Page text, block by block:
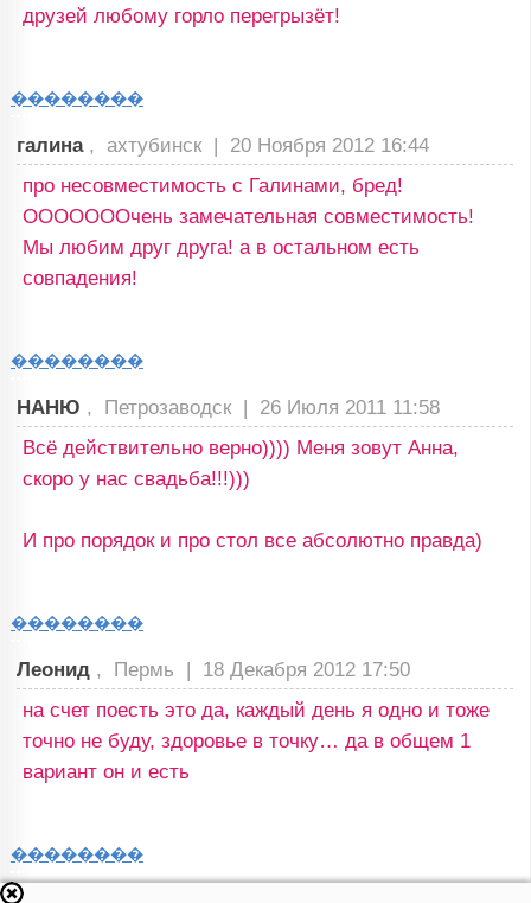
друзей любому горло перегрызёт!
��������
галина , ахтубинск | 20 Ноября 2012 16:44
про несовместимость с Галинами, бред!
ОООООООчень замечательная совместимость!
Мы любим друг друга! а в остальном есть
совпадения!
��������
НАНЮ , Петрозаводск | 26 Июля 2011 11:58
Всё действительно верно)))) Меня зовут Анна,
скоро у нас свадьба!!!)))
И про порядок и про стол все абсолютно правда)
��������
Леонид , Пермь | 18 Декабря 2012 17:50
на счет поесть это да, каждый день я одно и тоже
точно не буду, здоровье в точку… да в общем 1
вариант он и есть
��������